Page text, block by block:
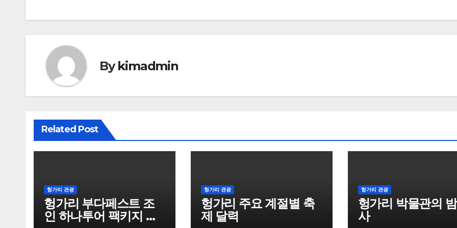
Bykimadmin
Related Post
헝가리 관광
헝가리 부다페스트 조
인 하나투어 팩키지 상
헝가리 관광
헝가리 주요 계절별 축
제 달력
헝가리 관광
헝가리 박물관의
사